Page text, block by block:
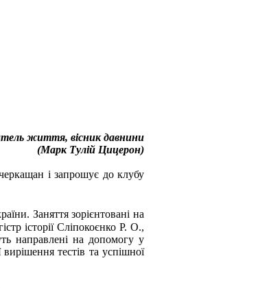
життя, вісник давнини
(Марк Тулій Цицерон)
черкащан і запрошує до клубу
Заняття зорієнтовані на
історії Сліпокоєнко Р. О.,
направлені на допомогу у
вирішення тестів та успішної